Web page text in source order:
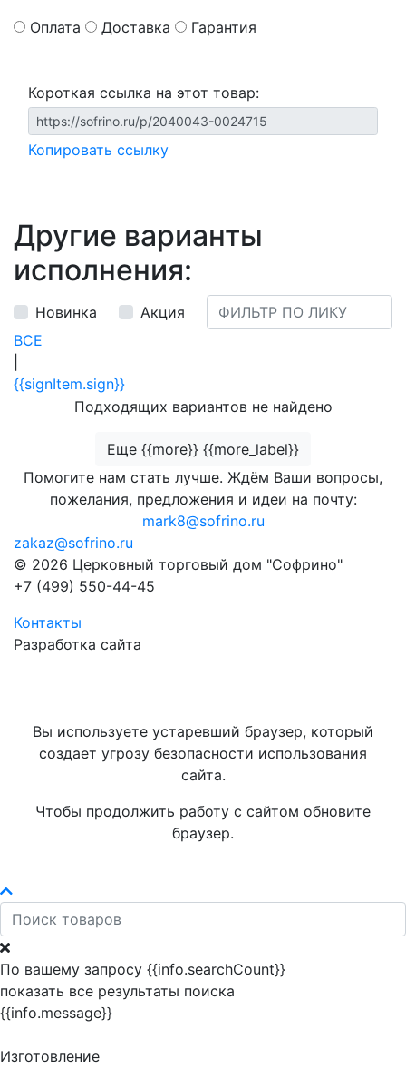
Оплата Доставка Гарантия
Короткая ссылка на этот товар:
Копировать ссылку
Другие варианты
исполнения:
Новинка
Акция
ВСЕ
{{signItem.sign}}
Подходящих вариантов не найдено
Еще {{more}} {{more_label}}
Помогите нам стать лучше. Ждём Ваши вопросы,
пожелания, предложения и идеи на почту:
mark8@sofrino.ru
zakaz@sofrino.ru
© 2026 Церковный торговый дом "Софрино"
+7 (499) 550-44-45
Контакты
Разработка сайта
Вы используете устаревший браузер, который
создает угрозу безопасности использования
сайта.
Чтобы продолжить работу с сайтом обновите
браузер.
По вашему запросу {{info.searchCount}}
показать все результаты поиска
{{info.message}}
Изготовление